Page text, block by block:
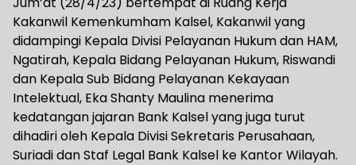
Kakanwil Kemenkumham Kalsel, Kakanwil yang
didampingi Kepala Divisi Pelayanan Hukum dan HAM,
Ngatirah, Kepala Bidang Pelayanan Hukum, Riswandi
dan Kepala Sub Bidang Pelayanan Kekayaan
Intelektual, Eka Shanty Maulina menerima
kedatangan jajaran Bank Kalsel yang juga turut
dihadiri oleh Kepala Divisi Sekretaris Perusahaan,
Suriadi dan Staf Legal Bank Kalsel ke Kantor Wilayah.